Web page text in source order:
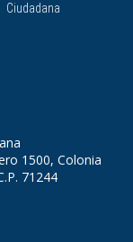
Ciudadana
1500, Colonia
71244